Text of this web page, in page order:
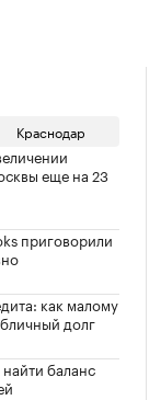
Краснодар
еще на 23
приговорили
как малому
долг
баланс